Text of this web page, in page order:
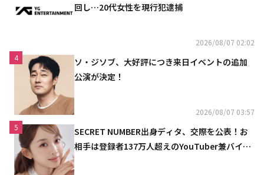
回し…20代女性を現行犯逮捕
2026/08/07 02:02
4
ソ・ジソブ、大好評につき来日イベントの追加
公演が決定！
2026/08/07 03:57
5
SECRET NUMBER出身ディタ、交際を公表！お
相手は登録者137万人超えのYouTuber兼バイオ